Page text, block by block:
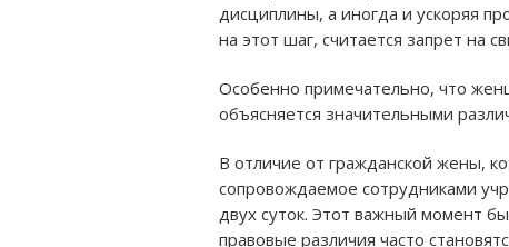
дисциплины, а иногда и ускоряя
на этот шаг, считается запрет на
Особенно примечательно, что
объясняется значительными
В отличие от гражданской жены,
сопровождаемое сотрудниками
двух суток. Этот важный момент
правовые различия часто